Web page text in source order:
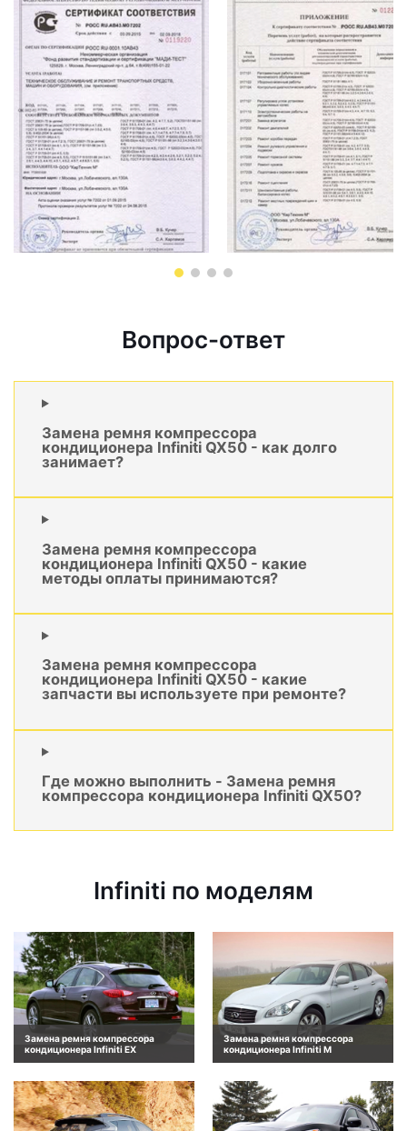
Вопрос-ответ
Замена ремня компрессора
кондиционера Infiniti QX50 - как долго
занимает?
Замена ремня компрессора
кондиционера Infiniti QX50 - какие
методы оплаты принимаются?
Замена ремня компрессора
кондиционера Infiniti QX50 - какие
запчасти вы используете при ремонте?
Где можно выполнить - Замена ремня
компрессора кондиционера Infiniti QX50?
Infiniti по моделям
Замена ремня компрессора
кондиционера Infiniti EX
Замена ремня компрессора
кондиционера Infiniti M